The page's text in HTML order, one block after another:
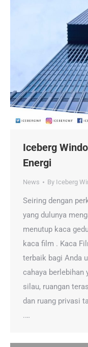
Iceberg
Energi
News By Iceberg
Seiring dengan
yang dulunya
menutup kaca
kaca film . Kaca
terbaik bagi Anda
cahaya berlebihan
silau, ruangan
dan ruang privasi
.…